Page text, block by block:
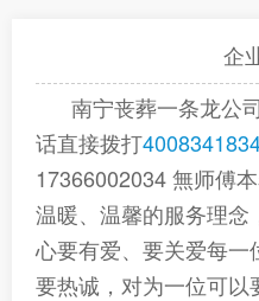
企
南宁丧葬一条龙公
话直接拨打
17366002034 無师傅
温暖、温馨的服务理
心要有爱、要关爱每一
要热诚，对为一位可